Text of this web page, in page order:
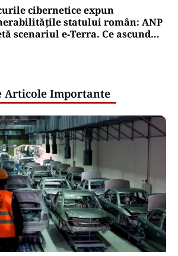
cibernetice expun
statului român: ANP
scenariul e‑Terra. Ce ascund
Articole Importante